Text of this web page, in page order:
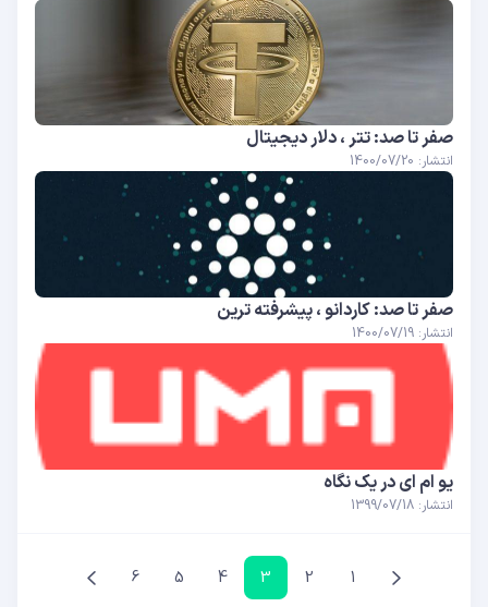
صفر تا صد: تتر ، دلار دیجیتال
انتشار: 1400/07/20
صفر تا صد: کاردانو ، پیشرفته ترین
انتشار: 1400/07/19
یو ام ای در یک نگاه
انتشار: 1399/07/18
1
2
3
4
5
6